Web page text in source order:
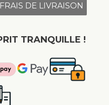
DE LIVRAISON
TRANQUILLE !